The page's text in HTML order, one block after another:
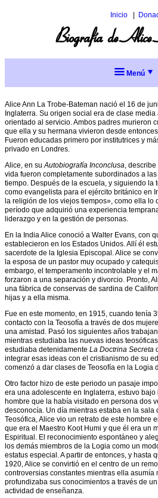
Inicio
Biografía de
Menú
de los
charlas
Charlas
de Alice
Bailey
Charlas:
1946
Charlas:
1945
Charlas:
1944
Charlas:
abr.-
jun.
1944
Charlas:
marzo
1944
Charlas:
otoño
1943
Charlas:
primavera
1943
Biografía
de Alice
Bailey
El
Djwhal
Khul
Menú
completo
Acción
social
inclusiva
Agradecimientos
Artículos
Charlas
de
Alice
Bailey
Colaboración
intergrupo
Comprendiendo
el
ritmo
de
la
creación
li>
Alice Ann La Trobe-Bateman nació el 16 de
Inglaterra. Su origen social era de clase
orientado al servicio. Ambos padres murieron
que ella y su hermana vivieron desde
Fueron educadas primero por institutrices y
privado en Londres.
Alice, en su Autobiografía Inconclusa ,
vida fueron completamente subordinados a
tiempo. Después de la escuela, y siguiendo la
como evangelista para el ejército británico en
la religión de los viejos tiempos», como ella lo
período que adquirió una experiencia
liderazgo y en la gestión de personas.
En la India Alice conoció a Walter Evans, con
establecieron en los Estados Unidos. Allí él
sacerdote de la Iglesia Episcopal. Alice se
la esposa de un pastor muy ocupado y
embargo, el temperamento incontrolable y el
forzaron a una separación y divorcio. Pronto,
una fábrica de conservas de sardina de
hijas y a ella misma.
Fue en este momento, en 1915, cuando tenía
contacto con la Teosofía a través de dos
una amistad. Pasó los siguientes años
mientras estudiaba las nuevas ideas
estudiaba detenidamente La Doctrina Secreta
integrar esas ideas con el cristianismo de su
comenzó a dar clases de Teosofía en la Logia
Otro factor hizo de este periodo un pasaje
era una adolescente en Inglaterra, estuvo
hombre que la había visitado en persona dos
desconocía. Un día mientras estaba en la sala
Teosófica, Alice vio un retrato de este hombre
que era el Maestro Koot Humi y que él era un
Espiritual. El reconocimiento espontáneo y
los demás miembros de la Logia como un
estatus especial. A partir de entonces, y hasta
1920, Alice se convirtió en el centro de un
controversias constantes mientras ella asumía
profundizaba sus conocimientos a través de
actividad de enseñanza.